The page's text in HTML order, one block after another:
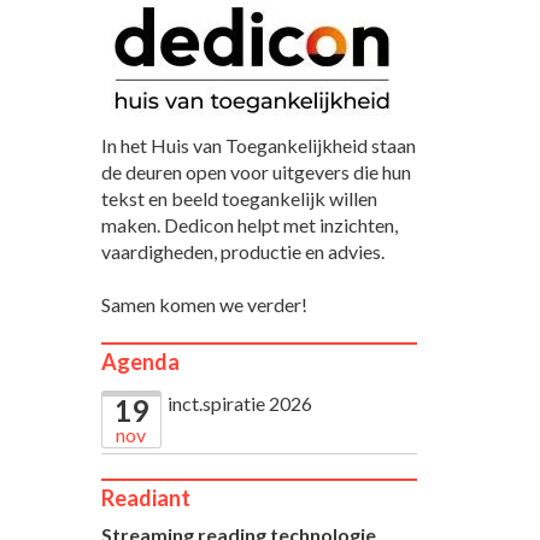
In het Huis van Toegankelijkheid staan
de deuren open voor uitgevers die hun
tekst en beeld toegankelijk willen
maken. Dedicon helpt met inzichten,
vaardigheden, productie en advies.
Samen komen we verder!
Agenda
19
nov
inct.spiratie 2026
Readiant
Streaming reading technologie